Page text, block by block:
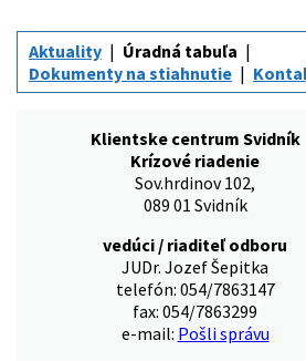
Aktuality
Úradná tabuľa
Dokumenty na stiahnutie
Klientske centrum Svidník
Krízové riadenie
Sov.hrdinov 102,
089 01 Svidník
vedúci / riaditeľ odboru
JUDr. Jozef Šepitka
telefón: 054/7863147
fax: 054/7863299
e-mail: Pošli správu